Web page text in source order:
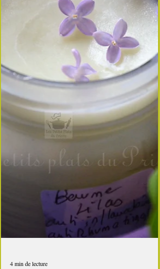
parfum de citron frais. Depuis, elle parfume mes
fraises, mes abricots, mes sirops d’été… et je ne
pourrais plus imaginer le jardin sans